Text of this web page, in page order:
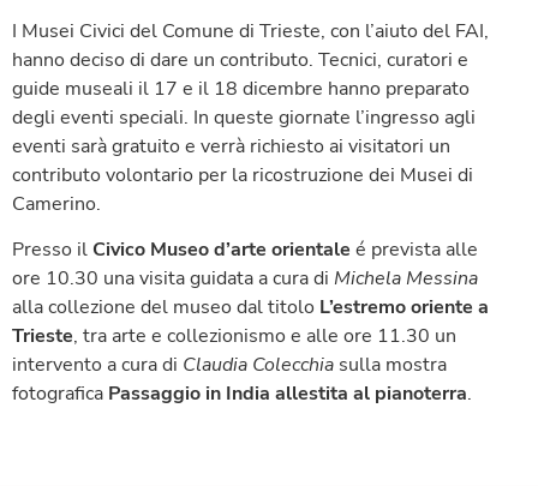
I Musei Civici del Comune di Trieste, con l’aiuto del FAI,
hanno deciso di dare un contributo. Tecnici, curatori e
guide museali il 17 e il 18 dicembre hanno preparato
degli eventi speciali. In queste giornate l’ingresso agli
eventi sarà gratuito e verrà richiesto ai visitatori un
contributo volontario per la ricostruzione dei Musei di
Camerino.
Presso ilCivico Museo d’arte orientale é prevista alle
ore 10.30 una visita guidata a cura di Michela Messina
alla collezione del museo dal titolo L’estremo oriente a
Trieste, tra arte e collezionismo e alle ore 11.30 un
intervento a cura di Claudia Colecchia sulla mostra
fotografica Passaggio in India allestita al pianoterra.